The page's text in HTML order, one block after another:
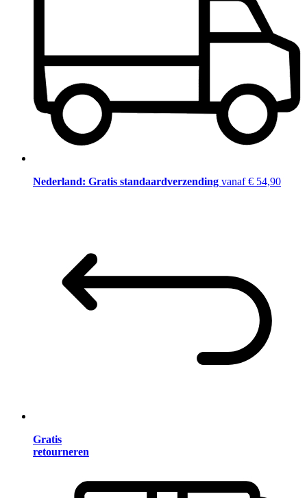
Nederland: Gratis standaardverzending vanaf € 54,90
Gratis
retourneren